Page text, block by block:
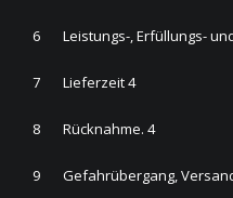
6 Leistungs-, Erfüllungs-
7 Lieferzeit 4
8 Rücknahme. 4
9 Gefahrübergang,